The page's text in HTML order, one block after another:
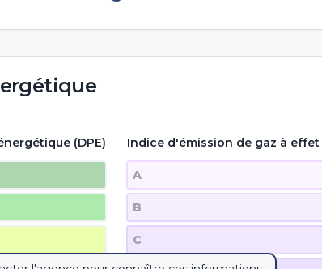
(DPE) Indice d'émission de gaz à effet
A
B
C